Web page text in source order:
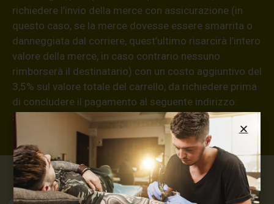
richiedere l’invio della merce con assicurazione (in
questo caso, se la merce dovesse essere smarrita o
danneggiata dal corriere, quest’ultimo risarcirà l’intero
valore della merce, in caso contrario nessuno
rimborserà il destinatario) con un costo aggiuntivo del
3,5% sul valore totale del carrello, da richiedere prima
di concludere il pagamento al seguente indirizzo:
shop@maxsignorello.it